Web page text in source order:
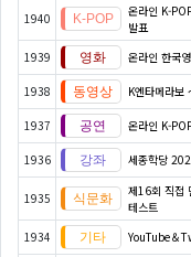
1940
온라인 K-
발표
1939 온라인 한국
1938 K엔타메라보
1937 온라인 K-
1936 세종학당
1935
제16회 직접
테스트
1934 YouTube＆